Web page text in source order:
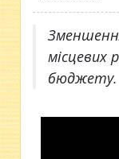
місцевих
бюджету.